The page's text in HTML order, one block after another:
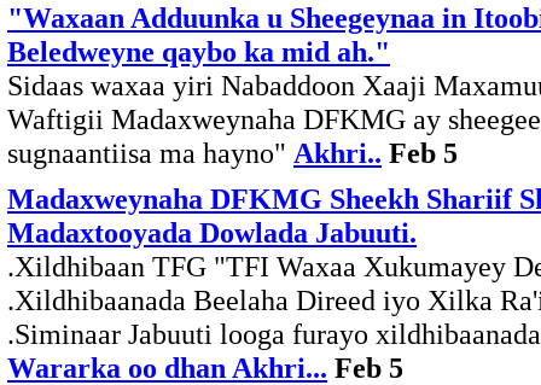
"Waxaan Adduunka u Sheegeynaa in
Beledweyne qaybo ka mid ah."
Sidaas waxaa yiri Nabaddoon Xaaji
Waftigii Madaxweynaha DFKMG ay
sugnaantiisa ma hayno" Akhri.. Feb 5
Madaxweynaha DFKMG Sheekh Shariif
Madaxtooyada Dowlada Jabuuti.
.Xildhibaan TFG "TFI Waxaa Xukumayey
.Xildhibaanada Beelaha Direed iyo Xilka
.Siminaar Jabuuti looga furayo
Wararka oo dhan Akhri... Feb 5